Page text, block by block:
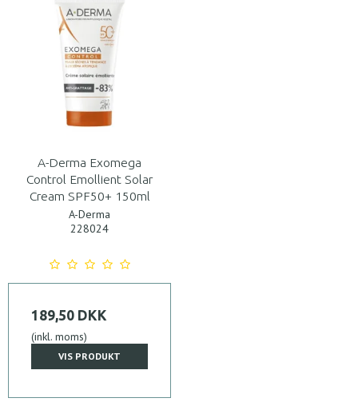
A-Derma Exomega
Control Emollient Solar
Cream SPF50+ 150ml
A-Derma
228024
189,50 DKK
(inkl. moms)
VIS PRODUKT